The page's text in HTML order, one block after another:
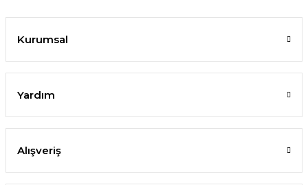
Kurumsal
Yardım
Alışveriş